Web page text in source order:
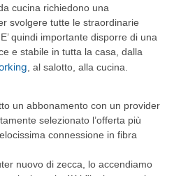
cucina richiedono una
svolgere tutte le straordinarie
quindi importante disporre di una
e stabile in tutta la casa, dalla
, al salotto, alla cucina.
un abbonamento con un provider
selezionato l’offerta più
connessione in fibra
nuovo di zecca, lo accendiamo